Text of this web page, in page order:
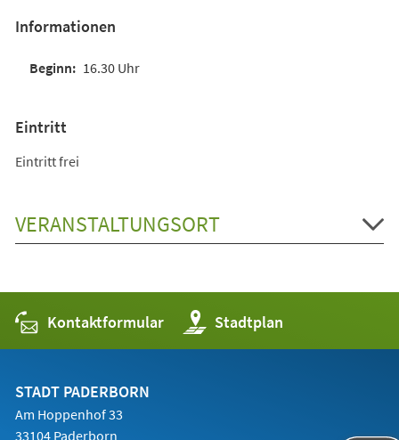
Informationen
16.30 Uhr
Eintritt
Eintritt frei
VERANSTALTUNGSORT
Kontaktformular Stadtplan
(Öffnet
in
einem
STADT PADERBORN
Am Hoppenhof 33
33104 Paderborn